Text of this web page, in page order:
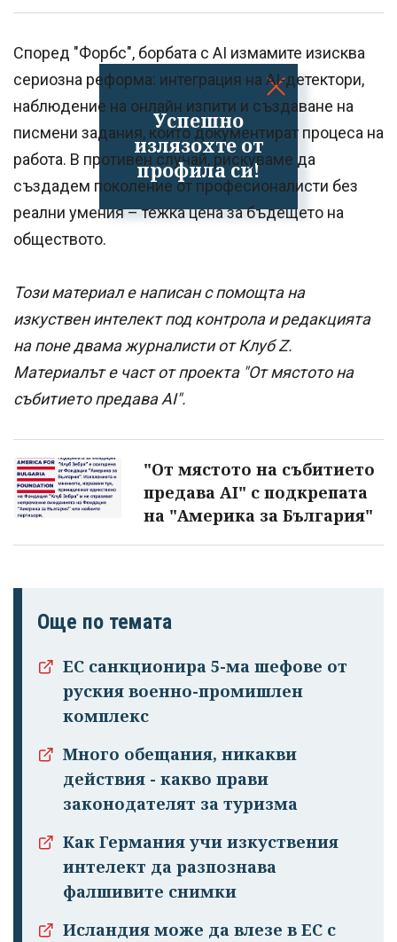
Успешно
излязохте от
профила си!
Според "Форбс", борбата с AI измамите изисква
сериозна реформа: интеграция на AI-детектори,
наблюдение на онлайн изпити и създаване на
писмени задания, които документират процеса на
работа. В противен случай, рискуваме да
създадем поколение от професионалисти без
реални умения – тежка цена за бъдещето на
обществото.
Този материал е написан с помощта на
изкуствен интелект под контрола и редакцията
на поне двама журналисти от Клуб Z.
Материалът е част от проекта "От мястото на
събитието предава AI".
"От мястото на събитието
предава AI" с подкрепата
на "Америка за България"
Още по темата
ЕС санкционира 5-ма шефове от
руския военно-промишлен
комплекс
Много обещания, никакви
действия - какво прави
законодателят за туризма
Как Германия учи изкуствения
интелект да разпознава
фалшивите снимки
Исландия може да влезе в ЕС с